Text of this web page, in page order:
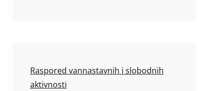
Raspored vannastavnih i slobodnih
aktivnosti